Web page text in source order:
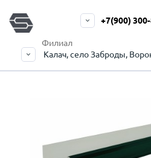
Филиал
Калач, село Заброды,
+7(900)